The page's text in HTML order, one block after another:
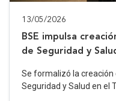
13/05/2026
BSE impulsa
de Seguridad y
Se formalizó la creación
Seguridad y Salud en el